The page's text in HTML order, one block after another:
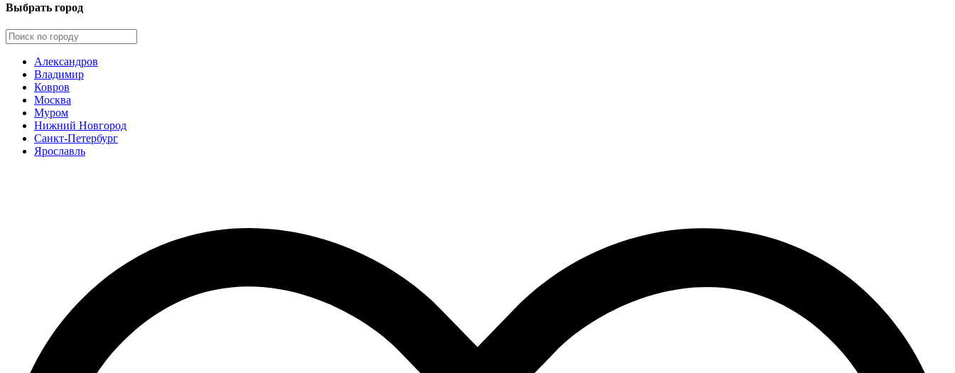
Выбрать город
Александров
Владимир
Ковров
Москва
Муром
Нижний Новгород
Санкт-Петербург
Ярославль